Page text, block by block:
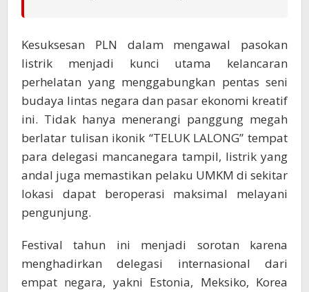
Kesuksesan PLN dalam mengawal pasokan
listrik menjadi kunci utama kelancaran
perhelatan yang menggabungkan pentas seni
budaya lintas negara dan pasar ekonomi kreatif
ini. Tidak hanya menerangi panggung megah
berlatar tulisan ikonik “TELUK LALONG” tempat
para delegasi mancanegara tampil, listrik yang
andal juga memastikan pelaku UMKM di sekitar
lokasi dapat beroperasi maksimal melayani
pengunjung.
Festival tahun ini menjadi sorotan karena
menghadirkan delegasi internasional dari
empat negara, yakni Estonia, Meksiko, Korea